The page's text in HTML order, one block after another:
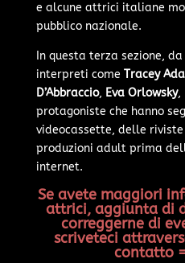
e alcune attrici italiane
pubblico nazionale.
In questa terza sezione,
interpreti come Tracey
D’Abbraccio, Eva Orlowsky,
protagoniste che hanno
videocassette, delle
produzioni adult prima
internet.
Se avete maggiori
attrici, aggiunta di
correggerne di
scriveteci
contatto